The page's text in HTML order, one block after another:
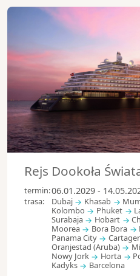
Rejs Dookoła
termin:06.01.2029 -
trasa: Dubaj Khasab
Kolombo
Phuket
Surabaja
Hobart
Moorea
Bora Bora
Panama City
Oranjestad (Aruba)
Nowy Jork
Horta
Kadyks
Barcelona